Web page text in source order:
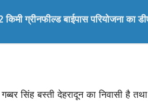
ग्रीनफील्ड बाईपास परियोजना का
सिंह बस्ती देहरादून का निवासी है